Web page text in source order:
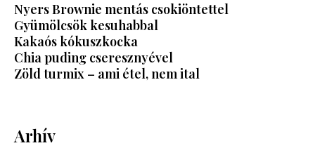
Nyers Brownie mentás csokiöntettel
Gyümölcsök kesuhabbal
Kakaós kókuszkocka
Chia puding cseresznyével
Zöld turmix – ami étel, nem ital
Arhív